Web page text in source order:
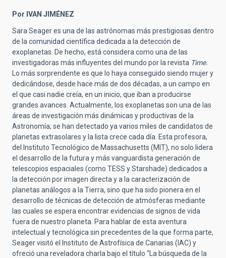
Por IVAN JIMÉNEZ
Sara Seager es una de las astrónomas más prestigiosas dentro
de la comunidad científica dedicada a la detección de
exoplanetas. De hecho, está considera como una de las
investigadoras más influyentes del mundo por la revista Time.
Lo más sorprendente es que lo haya conseguido siendo mujer y
dedicándose, desde hace más de dos décadas, a un campo en
el que casi nadie creía, en un inicio, que iban a producirse
grandes avances. Actualmente, los exoplanetas son una de las
áreas de investigación más dinámicas y productivas de la
Astronomía; se han detectado ya varios miles de candidatos de
planetas extrasolares y la lista crece cada día. Esta profesora,
del Instituto Tecnológico de Massachusetts (MIT), no solo lidera
el desarrollo de la futura y más vanguardista generación de
telescopios espaciales (como TESS y Starshade) dedicados a
la detección por imagen directa y a la caracterización de
planetas análogos a la Tierra, sino que ha sido pionera en el
desarrollo de técnicas de detección de atmósferas mediante
las cuales se espera encontrar evidencias de signos de vida
fuera de nuestro planeta. Para hablar de esta aventura
intelectual y tecnológica sin precedentes de la que forma parte,
Seager visitó el Instituto de Astrofísica de Canarias (IAC) y
ofreció una reveladora charla bajo el título “La búsqueda de la